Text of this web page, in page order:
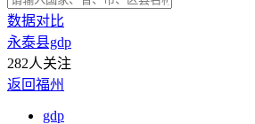
数据对比
永泰县gdp
282人关注
返回福州
gdp